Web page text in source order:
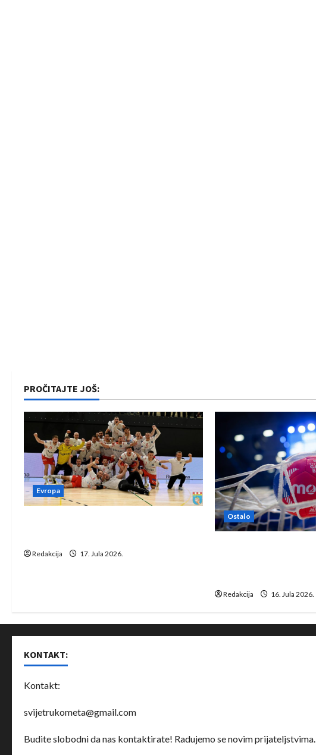
PROČITAJTE JOŠ:
Evropa
Redakcija 17. Jula 2026.
Ostalo
Redakcija 16. Jula 2026.
KONTAKT:
Kontakt:
svijetrukometa@gmail.com
Budite slobodni da nas kontaktirate! Radujemo se novim prijateljstvima.